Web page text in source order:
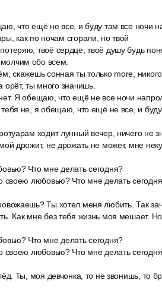
что ещё не все, и буду там все ночи
как по ночам сгорали, но твой
твоё сердце, твоё душу будь
обо всем.
скажешь сонная ты только more,
ты много значишь.
Я обещаю, что ещё не все ночи
не, я обещаю, что ещё не все, и
ходит лунный вечер, ничего не
дрожит, не дрожать не может, мне
Что мне делать сегодня?
своею любовью? Что мне делать
Ты хотел меня любить. Так
Как мне без тебя жизнь моя мешает.
Что мне делать сегодня?
своею любовью? Что мне делать
Ты, моя девчонка, то не звонишь, то